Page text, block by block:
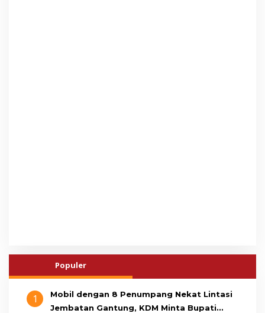
Populer
1
Mobil dengan 8 Penumpang Nekat Lintasi
Jembatan Gantung, KDM Minta Bupati